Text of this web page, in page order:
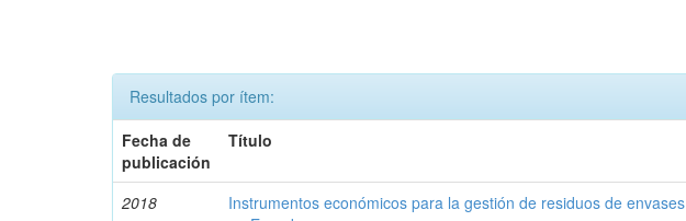
Resultados por ítem:
Fecha de
publicación
Título
2018
Instrumentos económicos para la gestión de residuos de envases